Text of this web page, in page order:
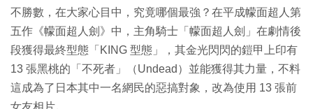
不勝數，在大家心目中，究竟哪個最強？在平成幪面超人第
五作《幪面超人劍》中，主角騎士「幪面超人劍」在劇情後
段獲得最終型態「KING 型態」，其金光閃閃的鎧甲上印有
13 張黑桃的「不死者」（Undead）並能獲得其力量，不料
這成為了日本其中一名網民的惡搞對象，改為使用 13 張前
女友相片。